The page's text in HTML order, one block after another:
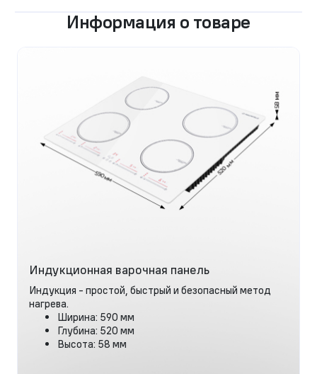
Информация о товаре
Индукционная варочная панель
Индукция - простой, быстрый и безопасный метод
нагрева.
Ширина: 590 мм
Глубина: 520 мм
Высота: 58 мм